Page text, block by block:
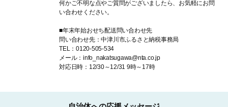
何かご不明な点やご質問がございましたら、お気軽にお問
い合わせください。
■年末年始おせち配送問い合わせ先
問い合わせ先：中津川市ふるさと納税事務局
TEL：0120-505-534
メール：info_nakatsugawa@nta.co.jp
対応日時：12/30～12/31 9時～17時